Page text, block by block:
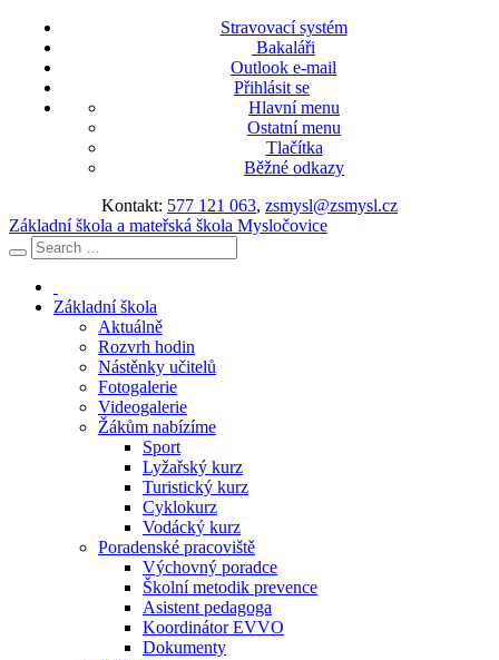
Stravovací systém
Bakaláři
Outlook e-mail
Přihlásit se
Hlavní menu
Ostatní menu
Tlačítka
Běžné odkazy
Kontakt: 577 121 063, zsmysl@zsmysl.cz
Základní škola a mateřská škola Mysločovice
Základní škola
Aktuálně
Rozvrh hodin
Nástěnky učitelů
Fotogalerie
Videogalerie
Žákům nabízíme
Sport
Lyžařský kurz
Turistický kurz
Cyklokurz
Vodácký kurz
Poradenské pracoviště
Výchovný poradce
Školní metodik prevence
Asistent pedagoga
Koordinátor EVVO
Dokumenty